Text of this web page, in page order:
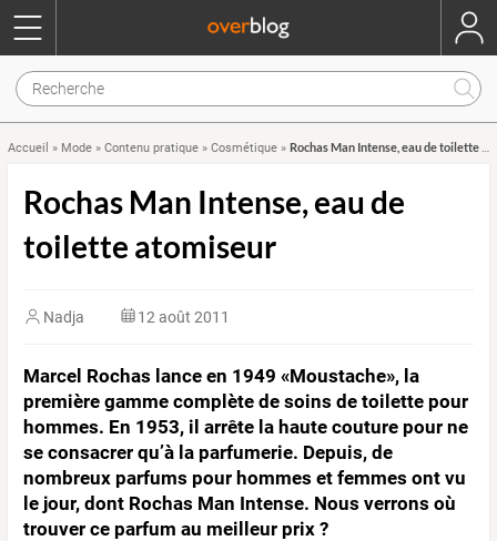
Accueil » Mode » Contenu pratique » Cosmétique » Rochas Man Intense, eau de toilette atomiseur
Rochas Man Intense, eau de
toilette atomiseur
Nadja 12 août 2011
Marcel Rochas lance en 1949 «Moustache», la
première gamme complète de soins de toilette pour
hommes. En 1953, il arrête la haute couture pour ne
se consacrer qu’à la parfumerie. Depuis, de
nombreux parfums pour hommes et femmes ont vu
le jour, dont Rochas Man Intense. Nous verrons où
trouver ce parfum au meilleur prix ?